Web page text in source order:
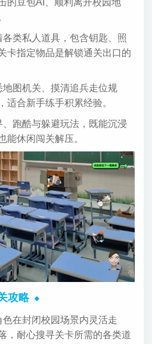
的豆包AI、顺利离开校园地
类私人道具，包含钥匙、照
卡指定物品是解锁通关出口的
图机关、摸清追兵走位规
适合新手练手积累经验。
跑酷与躲避玩法，既能沉浸
能休闲闯关解压。
攻略
在封闭校园场景内灵活走
，耐心搜寻关卡所需的各类道